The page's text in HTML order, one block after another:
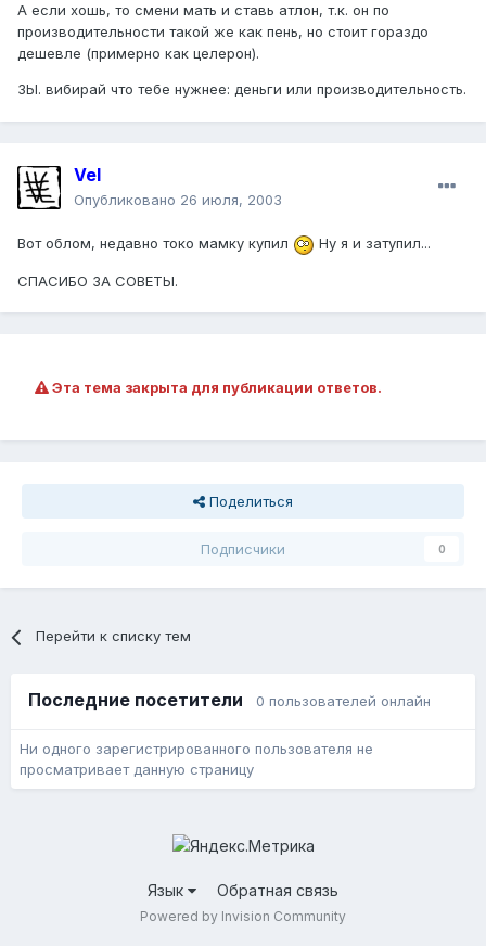
А если хошь, то смени мать и ставь атлон, т.к. он по
производительности такой же как пень, но стоит гораздо
дешевле (примерно как целерон).
ЗЫ. вибирай что тебе нужнее: деньги или производительность.
Vel
Опубликовано 26 июля, 2003
Вот облом, недавно токо мамку купил Ну я и затупил...
СПАСИБО ЗА СОВЕТЫ.
Эта тема закрыта для публикации ответов.
Поделиться
Подписчики 0
Перейти к списку тем
Последние посетители 0 пользователей онлайн
Ни одного зарегистрированного пользователя не
просматривает данную страницу
Язык Обратная связь
Powered by Invision Community